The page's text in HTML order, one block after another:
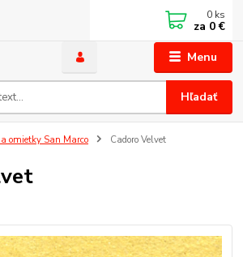
Menu
Hľadať
0 ks
za 0 €
omietky San Marco Cadoro Velvet